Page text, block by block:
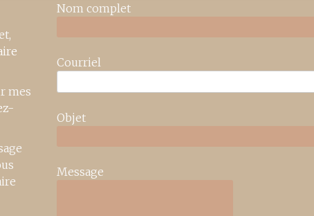
mes
Nom complet
Courriel
Objet
Message